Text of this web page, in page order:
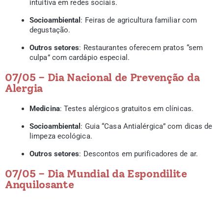
intuitiva em redes sociais.
Socioambiental : Feiras de agricultura familiar com
degustação.
Outros setores: Restaurantes oferecem pratos “sem
culpa” com cardápio especial.
07/05 – Dia Nacional de Prevenção da
Alergia
Medicina: Testes alérgicos gratuitos em clínicas.
Socioambiental : Guia “Casa Antialérgica” com dicas de
limpeza ecológica.
Outros setores: Descontos em purificadores de ar.
07/05 – Dia Mundial da Espondilite
Anquilosante